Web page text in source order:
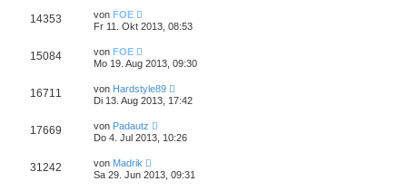
14353 von FOE
Fr 11. Okt 2013, 08:53
15084 von FOE
Mo 19. Aug 2013, 09:30
16711 von Hardstyle89
Di 13. Aug 2013, 17:42
17669 von Padautz
Do 4. Jul 2013, 10:26
31242 von Madrik
Sa 29. Jun 2013, 09:31